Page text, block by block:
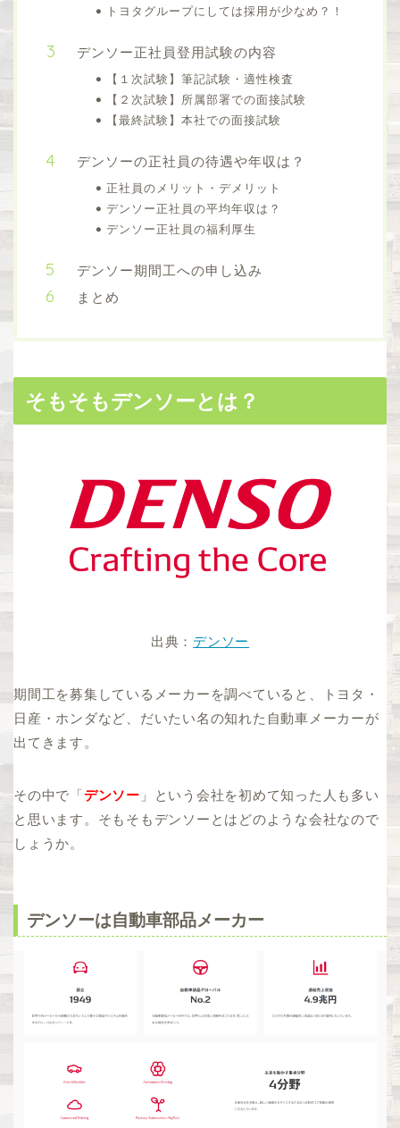
トヨタグループにしては採用が少なめ？！
デンソー正社員登用試験の内容
【１次試験】筆記試験・適性検査
【２次試験】所属部署での面接試験
【最終試験】本社での面接試験
デンソーの正社員の待遇や年収は？
正社員のメリット・デメリット
デンソー正社員の平均年収は？
デンソー正社員の福利厚生
デンソー期間工への申し込み
まとめ
そもそもデンソーとは？
出典： デンソー
期間工を募集しているメーカーを調べていると、トヨタ・
日産・ホンダなど、だいたい名の知れた自動車メーカーが
出てきます。
その中で「デンソー 」という会社を初めて知った人も多い
と思います。そもそもデンソーとはどのような会社なので
しょうか。
デンソーは自動車部品メーカー